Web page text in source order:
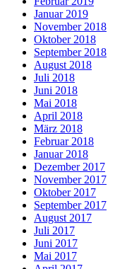
Januar 2019
November 2018
Oktober 2018
September 2018
August 2018
Juli 2018
Juni 2018
Mai 2018
April 2018
März 2018
Februar 2018
Januar 2018
Dezember 2017
November 2017
Oktober 2017
September 2017
August 2017
Juli 2017
Juni 2017
Mai 2017